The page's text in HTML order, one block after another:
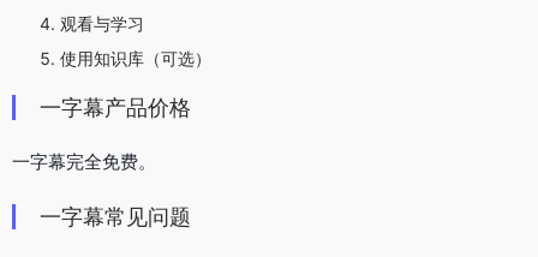
观看与学习
使用知识库（可选）
一字幕产品价格
一字幕完全免费。
一字幕常见问题